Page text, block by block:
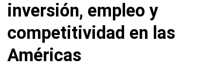
inversión, empleo y
competitividad en las
Américas